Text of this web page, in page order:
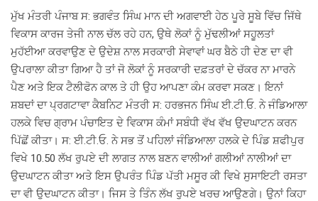
ਮੁੱਖ ਮੰਤਰੀ ਪੰਜਾਬ ਸ: ਭਗਵੰਤ ਸਿੰਘ ਮਾਨ ਦੀ ਅਗਵਾਈ ਹੇਠ ਪੂਰੇ ਸੂਬੇ ਵਿੱਚ ਜਿੱਥੇ
ਵਿਕਾਸ ਕਾਰਜ ਤੇਜੀ ਨਾਲ ਚੱਲ ਰਹੇ ਹਨ, ਉਥੇ ਲੋਕਾਂ ਨੂੰ ਮੁੱਢਲੀਆਂ ਸਹੂਲਤਾਂ
ਮੁਹੱਈਆ ਕਰਵਾਉਣ ਦੇ ਉਦੇਸ਼ ਨਾਲ ਸਰਕਾਰੀ ਸੇਵਾਵਾਂ ਘਰ ਬੈਠੇ ਹੀ ਦੇਣ ਦਾ ਵੀ
ਉਪਰਾਲਾ ਕੀਤਾ ਗਿਆ ਹੈ ਤਾਂ ਜੋ ਲੋਕਾਂ ਨੂੰ ਸਰਕਾਰੀ ਦਫ਼ਤਰਾਂ ਦੇ ਚੱਕਰ ਨਾ ਮਾਰਨੇ
ਪੈਣ ਅਤੇ ਇਕ ਟੈਲੀਫੋਨ ਕਾਲ ਤੇ ਹੀ ਉਹ ਆਪਣਾ ਕੰਮ ਕਰਵਾ ਸਕਣ। ਇਨਾਂ
ਸ਼ਬਦਾਂ ਦਾ ਪ੍ਰਗਟਾਵਾ ਕੈਬਨਿਟ ਮੰਤਰੀ ਸ: ਹਰਭਜਨ ਸਿੰਘ ਈ.ਟੀ.ਓ. ਨੇ ਜੰਡਿਆਲਾ
ਹਲਕੇ ਵਿਚ ਗ੍ਰਾਮ ਪੰਚਾਇਤ ਦੇ ਵਿਕਾਸ ਕੰਮਾਂ ਸਬੰਧੀ ਵੱਖ ਵੱਖ ਉਦਘਾਟਨ ਕਰਨ
ਪਿੱਛੋਂ ਕੀਤਾ। ਸ: ਈ.ਟੀ.ਓ. ਨੇ ਸਭ ਤੋਂ ਪਹਿਲਾਂ ਜੰਡਿਆਲਾ ਹਲਕੇ ਦੇ ਪਿੰਡ ਸ਼ਫੀਪੁਰ
ਵਿਖੇ 10.50 ਲੱਖ ਰੁਪਏ ਦੀ ਲਾਗਤ ਨਾਲ ਬਣਨ ਵਾਲੀਆਂ ਗਲੀਆਂ ਨਾਲੀਆਂ ਦਾ
ਉਦਘਾਟਨ ਕੀਤਾ ਅਤੇ ਇਸ ਉਪਰੰਤ ਪਿੰਡ ਪੱਤੀ ਮਸੂਰ ਕੀ ਵਿਖੇ ਸੁਸਾਇਟੀ ਰਸਤਾ
ਦਾ ਵੀ ਉਦਘਾਟਨ ਕੀਤਾ। ਜਿਸ ਤੇ ਤਿੰਨ ਲੱਖ ਰੁਪਏ ਖਰਚ ਆਉਣਗੇ। ਉਨਾਂ ਕਿਹਾ